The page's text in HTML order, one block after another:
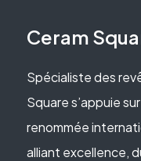
Ceram
Spécialiste des
Square s’appuie
renommée
alliant excellence,